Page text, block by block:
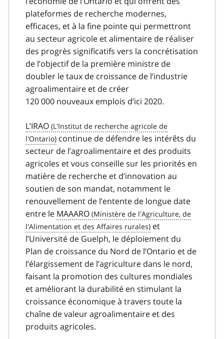
plateformes de recherche modernes,
efficaces, et à la fine pointe qui permettront
au secteur agricole et alimentaire de réaliser
des progrès significatifs vers la concrétisation
de l’objectif de la première ministre de
doubler le taux de croissance de l’industrie
agroalimentaire et de créer
120 000 nouveaux emplois d’ici 2020.
L’IRAO
continue de défendre les intérêts du
secteur de l’agroalimentaire et des produits
agricoles et vous conseille sur les priorités en
matière de recherche et d’innovation au
soutien de son mandat, notamment le
renouvellement de l’entente de longue date
entre le MAAARO
et
l’Université de Guelph, le déploiement du
Plan de croissance du Nord de l’Ontario et de
l’élargissement de l’agriculture dans le nord,
faisant la promotion des cultures mondiales
et améliorant la durabilité en stimulant la
croissance économique à travers toute la
chaîne de valeur agroalimentaire et des
produits agricoles.